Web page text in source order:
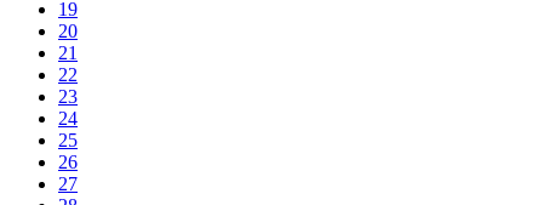
19
20
21
22
23
24
25
26
27